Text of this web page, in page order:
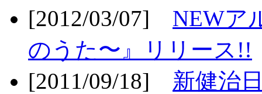
[2012/03/07] NEWア
のうた〜』リリース!!
[2011/09/18] 新健治